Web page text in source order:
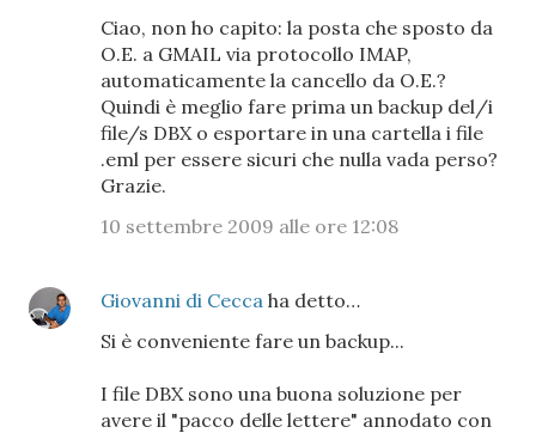
Ciao, non ho capito: la posta che sposto da
O.E. a GMAIL via protocollo IMAP,
automaticamente la cancello da O.E.?
Quindi è meglio fare prima un backup del/i
file/s DBX o esportare in una cartella i file
.eml per essere sicuri che nulla vada perso?
Grazie.
10 settembre 2009 alle ore 12:08
Giovanni di Cecca ha detto…
Si è conveniente fare un backup...
I file DBX sono una buona soluzione per
avere il "pacco delle lettere" annodato con